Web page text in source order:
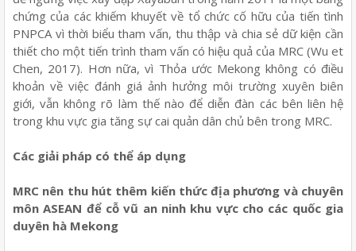
chứng của các khiếm khuyết về tổ chức cố hữu của tiến tình
PNPCA vì thời biểu tham vấn, thu thập và chia sẻ dữ kiện cần
thiết cho một tiến trình tham vấn có hiệu quả của MRC (Wu et
Chen, 2017). Hơn nữa, vì Thỏa ước Mekong không có điều
khoản về việc đánh giá ảnh hưởng môi trường xuyên biên
giới, vẫn không rõ làm thế nào để diễn đàn các bên liên hệ
trong khu vực gia tăng sự cai quản dân chủ bên trong MRC.
Các giải pháp có thể áp dụng
MRC nên thu hút thêm kiến thức địa phương và chuyên
môn ASEAN để cỗ vũ an ninh khu vực cho các quốc gia
duyên hà Mekong